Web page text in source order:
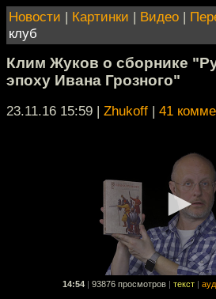
Новости | Картинки | Видео |
клуб
Клим Жуков о сборнике
эпоху Ивана Грозного"
23.11.16 15:59 | Zhukoff | 41
14:54 93876 просмотров текст